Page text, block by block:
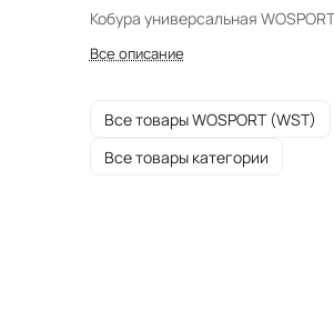
Кобура универсальная
Все описание
Все товары WOSPORT (WST)
Все товары категории